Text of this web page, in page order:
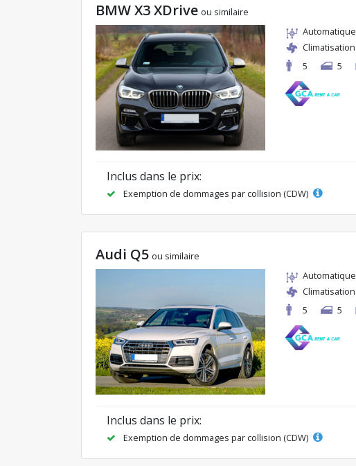
BMW X3 XDrive ou similaire
Automatique
Climatisation
5
5
Inclus dans le prix:
Exemption de dommages par collision (CDW)
Audi Q5 ou similaire
Automatique
Climatisation
5
5
Inclus dans le prix:
Exemption de dommages par collision (CDW)